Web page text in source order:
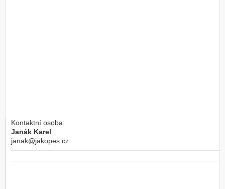
Kontaktní osoba:
Janák Karel
janak@jakopes.cz